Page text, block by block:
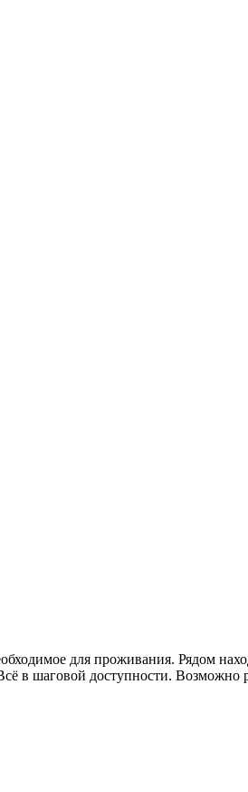
для проживания. Рядом
в шаговой доступности.